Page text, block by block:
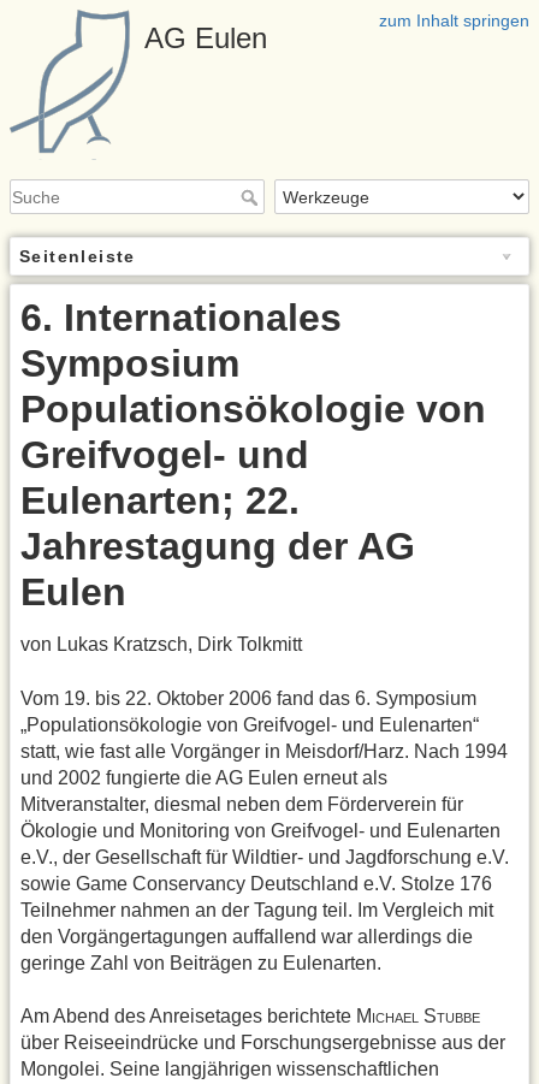
zum Inhalt springen
AG Eulen
Seitenleiste
6. Internationales
Symposium
Populationsökologie von
Greifvogel- und
Eulenarten; 22.
Jahrestagung der AG
Eulen
von Lukas Kratzsch, Dirk Tolkmitt
Vom 19. bis 22. Oktober 2006 fand das 6. Symposium
„Populationsökologie von Greifvogel- und Eulenarten“
statt, wie fast alle Vorgänger in Meisdorf/Harz. Nach 1994
und 2002 fungierte die AG Eulen erneut als
Mitveranstalter, diesmal neben dem Förderverein für
Ökologie und Monitoring von Greifvogel- und Eulenarten
e.V., der Gesellschaft für Wildtier- und Jagdforschung e.V.
sowie Game Conservancy Deutschland e.V. Stolze 176
Teilnehmer nahmen an der Tagung teil. Im Vergleich mit
den Vorgängertagungen auffallend war allerdings die
geringe Zahl von Beiträgen zu Eulenarten.
Am Abend des Anreisetages berichtete M ICHAEL STUBBE
über Reiseeindrücke und Forschungsergebnisse aus der
Mongolei. Seine langjährigen wissenschaftlichen